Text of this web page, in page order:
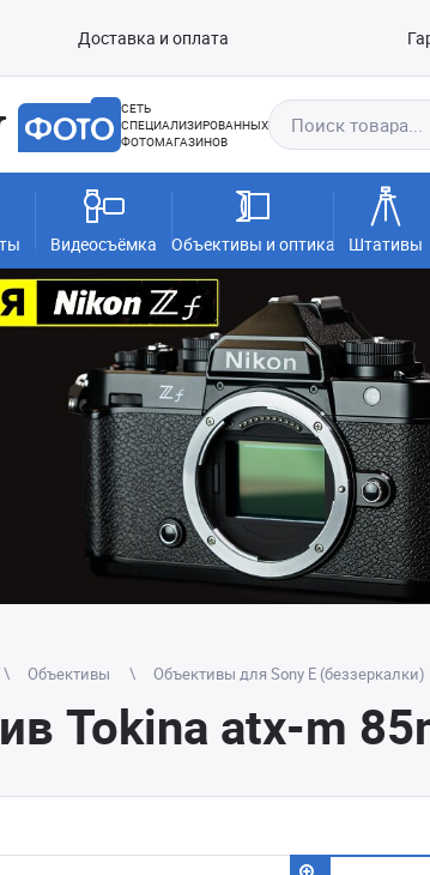
Доставка и оплата
СЕТЬ
СПЕЦИАЛИЗИРОВАННЫХ
ФОТОМАГАЗИНОВ
Видеосъёмка Объективы и оптика Штативы
Объективы Объективы для Sony E (беззеркалки)
Tokina atx-m